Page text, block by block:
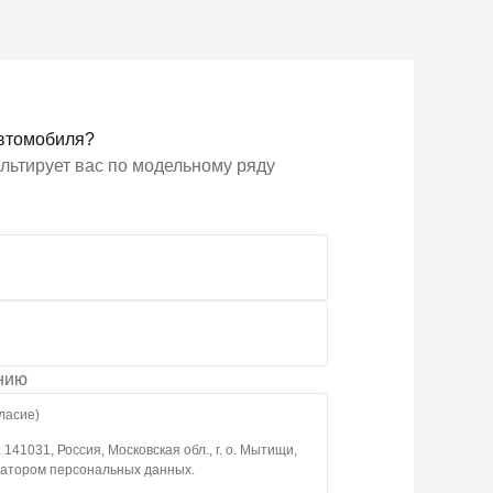
вас по модельному ряду
Россия, Московская обл., г. о. Мытищи,
персональных данных.